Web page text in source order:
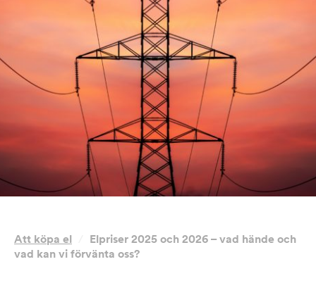
Att köpa el
Elpriser 2025 och 2026 – vad hände och
vad kan vi förvänta oss?